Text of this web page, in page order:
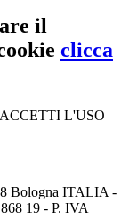
il
clicca
L'USO
Bologna ITALIA -
19 - P. IVA